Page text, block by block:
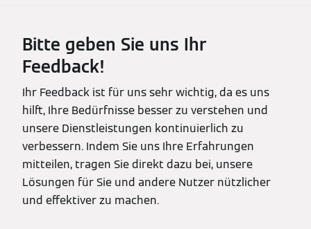
Bitte geben Sie uns Ihr
Feedback!
Ihr Feedback ist für uns sehr wichtig, da es uns
hilft, Ihre Bedürfnisse besser zu verstehen und
unsere Dienstleistungen kontinuierlich zu
verbessern. Indem Sie uns Ihre Erfahrungen
mitteilen, tragen Sie direkt dazu bei, unsere
Lösungen für Sie und andere Nutzer nützlicher
und effektiver zu machen.